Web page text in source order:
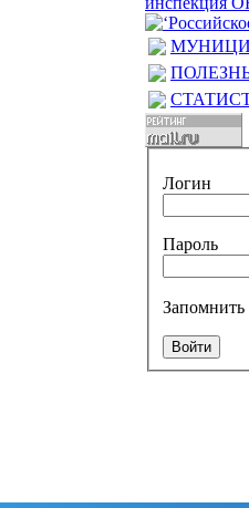
Логин
Пароль
Запомнить